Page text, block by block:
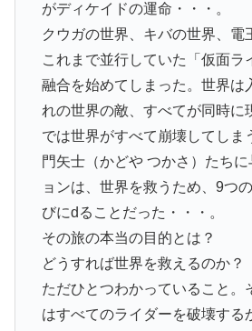
がディケイドの運命・・・。
クウガの世界、キバの世界、電
これまで並行していた「仮面ラ
融合を始めてしまった。世界は
れの世界の敵、すべてが同時に
では世界がすべて崩壊してしま
門矢士（かどや つかさ）たち
ョンは、世界を救うため、9つ
びにdることだった・・・。
その旅の本当の目的とは？
どうすれば世界を救えるのか？
ただひとつわかっていること。
はすべてのライダーを破壊する